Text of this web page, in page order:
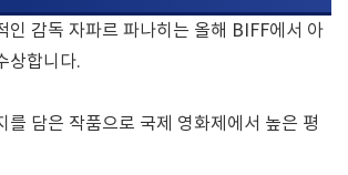
인 감독 자파르 파나히는 올해 BIFF에서 아
상합니다.
를 담은 작품으로 국제 영화제에서 높은 평